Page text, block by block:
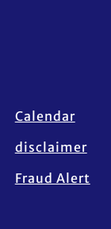
Calendar
disclaimer
Fraud Alert